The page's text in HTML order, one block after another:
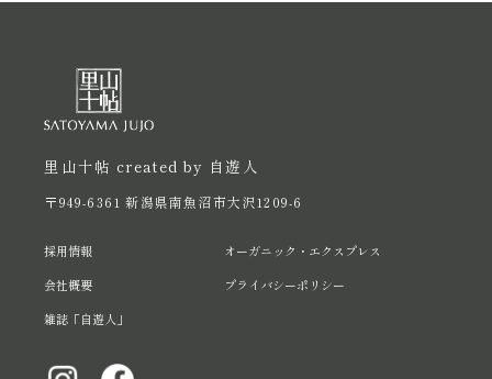
里山十帖 created by 自遊人
〒949-6361 新潟県南魚沼市大沢1209-6
採用情報
会社概要
雑誌「自遊人」
オーガニック・エクスプレス
プライバシーポリシー